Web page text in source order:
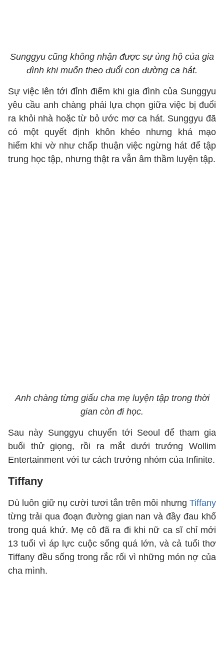
Sunggyu cũng không nhận được sự ủng hộ của gia
đình khi muốn theo đuổi con đường ca hát.
Sự việc lên tới đỉnh điểm khi gia đình của Sunggyu
yêu cầu anh chàng phải lựa chọn giữa việc bị đuổi
ra khỏi nhà hoặc từ bỏ ước mơ ca hát. Sunggyu đã
có một quyết định khôn khéo nhưng khá mạo
hiểm khi vờ như chấp thuận việc ngừng hát để tập
trung học tập, nhưng thật ra vẫn âm thầm luyện tập.
Anh chàng từng giấu cha mẹ luyện tập trong thời
gian còn đi học.
Sau này Sunggyu chuyển tới Seoul để tham gia
buổi thử giọng, rồi ra mắt dưới trướng Wollim
Entertainment với tư cách trưởng nhóm của Infinite.
Tiffany
Dù luôn giữ nụ cười tươi tắn trên môi nhưng Tiffany
từng trải qua đoạn đường gian nan và đầy đau khổ
trong quá khứ. Mẹ cô đã ra đi khi nữ ca sĩ chỉ mới
13 tuổi vì áp lực cuộc sống quá lớn, và cả tuổi thơ
Tiffany đều sống trong rắc rối vì những món nợ của
cha mình.